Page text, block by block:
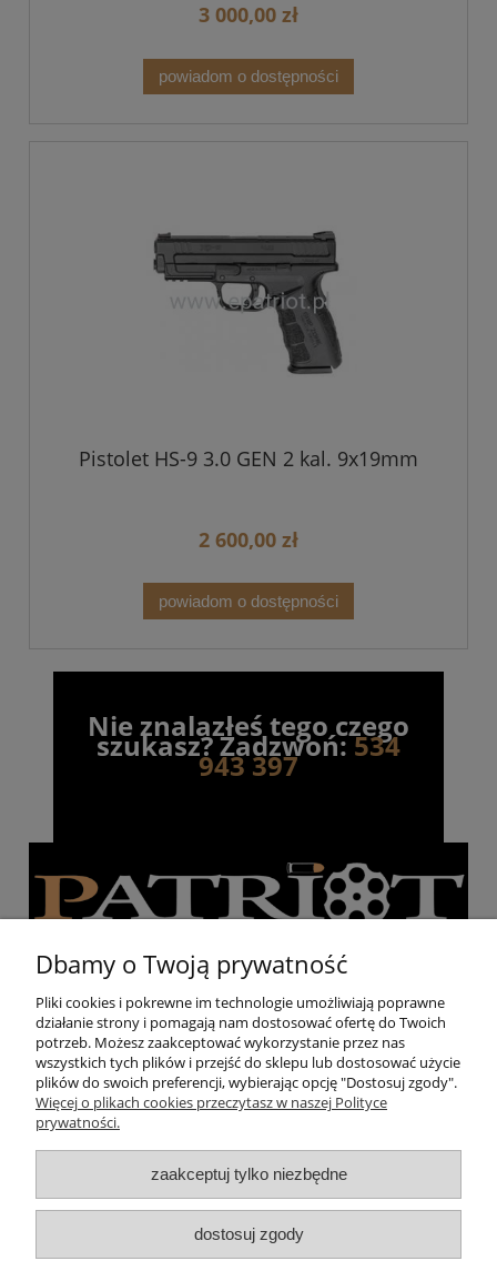
3 000,00 zł
powiadom o dostępności
Pistolet HS-9 3.0 GEN 2 kal. 9x19mm
2 600,00 zł
powiadom o dostępności
Nie znalazłeś tego czego
szukasz? Zadzwoń:534
943 397
Pomoc
Moje konto
O nas
Dbamy o Twoją prywatność
Pliki cookies i pokrewne im technologie umożliwiają poprawne
działanie strony i pomagają nam dostosować ofertę do Twoich
potrzeb. Możesz zaakceptować wykorzystanie przez nas
wszystkich tych plików i przejść do sklepu lub dostosować użycie
plików do swoich preferencji, wybierając opcję "Dostosuj zgody".
Więcej o plikach cookies przeczytasz w naszej Polityce
prywatności.
zaakceptuj tylko niezbędne
dostosuj zgody